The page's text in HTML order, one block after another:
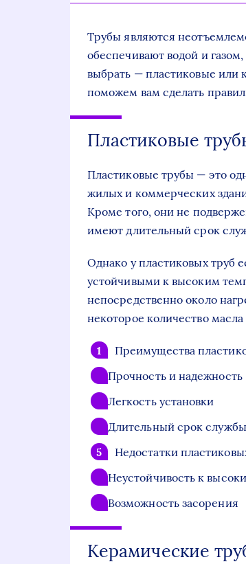
Трубы являются
обеспечивают водой и
выбрать — пластиковые или
поможем вам сделать
Пластиковые
Пластиковые трубы — это
жилых и коммерческих
Кроме того, они не
имеют длительный срок
Однако у пластиковых труб
устойчивыми к высоким
непосредственно около
некоторое количество
Преимущества
Прочность и надежность
Легкость установки
Длительный срок службы
Недостатки
Неустойчивость к
Возможность засорения
Керамические